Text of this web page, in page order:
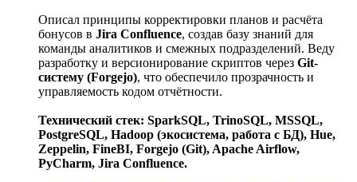
Описал принципы корректировки планов и расчёта
бонусов в Jira Confluence, создав базу знаний для
команды аналитиков и смежных подразделений. Веду
разработку и версионирование скриптов через Git-
систему (Forgejo), что обеспечило прозрачность и
управляемость кодом отчётности.
Технический стек: SparkSQL, TrinoSQL, MSSQL,
PostgreSQL, Hadoop (экосистема, работа с БД), Hue,
Zeppelin, FineBI, Forgejo (Git), Apache Airflow,
PyCharm, Jira Confluence.